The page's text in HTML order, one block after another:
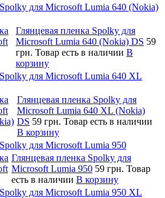
для Microsoft Lumia 640 (Nokia)
Глянцевая пленка Spolky для
Microsoft Lumia 640 (Nokia) DS 59
грн. Товар есть в наличии В
корзину
для Microsoft Lumia 640 XL
Глянцевая пленка Spolky для
Microsoft Lumia 640 XL (Nokia)
DS 59 грн. Товар есть в наличии
В корзину
для Microsoft Lumia 950
Глянцевая пленка Spolky для
Microsoft Lumia 950 59 грн. Товар
есть в наличии В корзину
для Microsoft Lumia 950 XL